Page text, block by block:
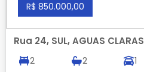
R$ 850.000,00
Rua 24, SUL, AGUAS CLARAS
2 2 1